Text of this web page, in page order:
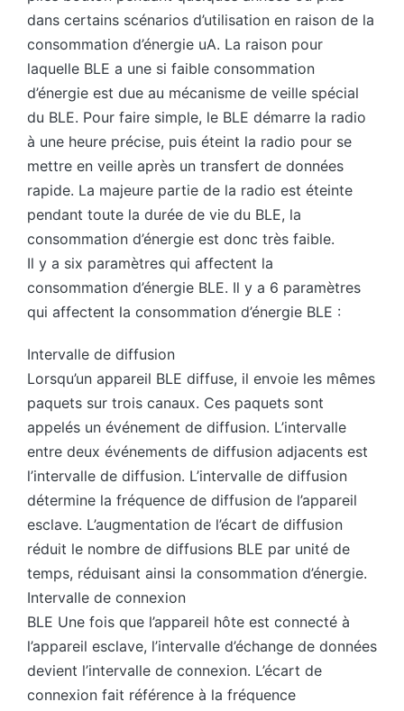
dans certains scénarios d’utilisation en raison de la
consommation d’énergie uA. La raison pour
laquelle BLE a une si faible consommation
d’énergie est due au mécanisme de veille spécial
du BLE. Pour faire simple, le BLE démarre la radio
à une heure précise, puis éteint la radio pour se
mettre en veille après un transfert de données
rapide. La majeure partie de la radio est éteinte
pendant toute la durée de vie du BLE, la
consommation d’énergie est donc très faible.
Il y a six paramètres qui affectent la
consommation d’énergie BLE. Il y a 6 paramètres
qui affectent la consommation d’énergie BLE :
Intervalle de diffusion
Lorsqu’un appareil BLE diffuse, il envoie les mêmes
paquets sur trois canaux. Ces paquets sont
appelés un événement de diffusion. L’intervalle
entre deux événements de diffusion adjacents est
l’intervalle de diffusion. L’intervalle de diffusion
détermine la fréquence de diffusion de l’appareil
esclave. L’augmentation de l’écart de diffusion
réduit le nombre de diffusions BLE par unité de
temps, réduisant ainsi la consommation d’énergie.
Intervalle de connexion
BLE Une fois que l’appareil hôte est connecté à
l’appareil esclave, l’intervalle d’échange de données
devient l’intervalle de connexion. L’écart de
connexion fait référence à la fréquence